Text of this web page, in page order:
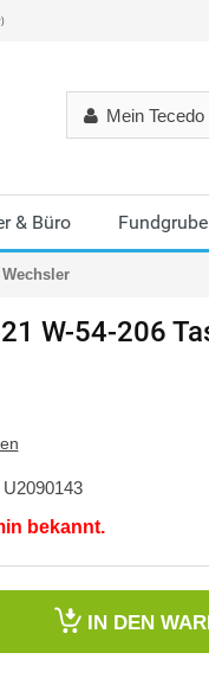
Mein Tecedo
& Büro Fundgrube
Wechsler
W-54-206
U2090143
bekannt.
IN DEN